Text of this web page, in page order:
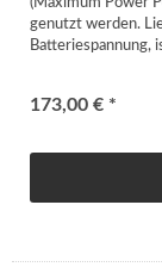
genutzt werden.
Batteriespannung,
173,00 € *